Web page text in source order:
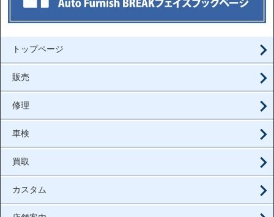
トップページ
販売
修理
車検
買取
カスタム